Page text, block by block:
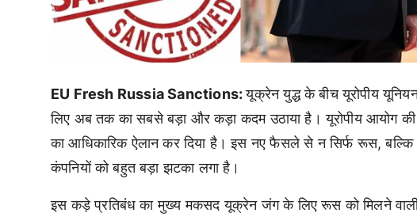
EU Fresh Russia Sanctions:यूक्रेन युद्ध के बीच यूरोपीय
लिए अब तक का सबसे बड़ा और कड़ा कदम उठाया है। यूरोपीय आयोग की
का आधिकारिक ऐलान कर दिया है। इस नए फैसले से न सिर्फ रूस,
कंपनियों को बहुत बड़ा झटका लगा है।
इस कड़े प्रतिबंध का मुख्य मकसद यूक्रेन जंग के लिए रूस को मिलने वाली